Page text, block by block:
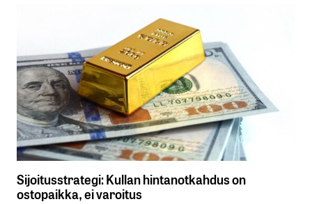
Sijoitusstrategi: Kullan hintanotkahdus on
ostopaikka, ei varoitus